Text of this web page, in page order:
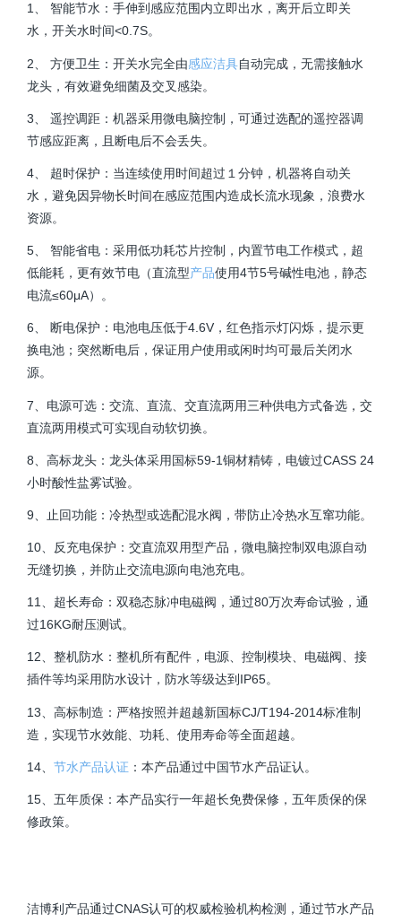
1、 智能节水：手伸到感应范围内立即出水，离开后立即关
水，开关水时间<0.7S。
2、 方便卫生：开关水完全由感应洁具自动完成，无需接触水
龙头，有效避免细菌及交叉感染。
3、 遥控调距：机器采用微电脑控制，可通过选配的遥控器调
节感应距离，且断电后不会丢失。
4、 超时保护：当连续使用时间超过１分钟，机器将自动关
水，避免因异物长时间在感应范围内造成长流水现象，浪费水
资源。
5、 智能省电：采用低功耗芯片控制，内置节电工作模式，超
低能耗，更有效节电（直流型产品使用4节5号碱性电池，静态
电流≤60μA）。
6、 断电保护：电池电压低于4.6V，红色指示灯闪烁，提示更
换电池；突然断电后，保证用户使用或闲时均可最后关闭水
源。
7、电源可选：交流、直流、交直流两用三种供电方式备选，交
直流两用模式可实现自动软切换。
8、高标龙头：龙头体采用国标59-1铜材精铸，电镀过CASS 24
小时酸性盐雾试验。
9、止回功能：冷热型或选配混水阀，带防止冷热水互窜功能。
10、反充电保护：交直流双用型产品，微电脑控制双电源自动
无缝切换，并防止交流电源向电池充电。
11、超长寿命：双稳态脉冲电磁阀，通过80万次寿命试验，通
过16KG耐压测试。
12、整机防水：整机所有配件，电源、控制模块、电磁阀、接
插件等均采用防水设计，防水等级达到IP65。
13、高标制造：严格按照并超越新国标CJ/T194-2014标准制
造，实现节水效能、功耗、使用寿命等全面超越。
14、 节水产品认证 ：本产品通过中国节水产品证认。
15、五年质保：本产品实行一年超长免费保修，五年质保的保
修政策。
洁博利产品通过CNAS认可的权威检验机构检测，通过节水产品